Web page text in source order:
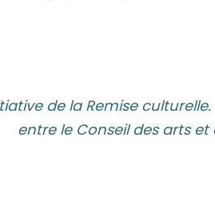
de la Remise
entre le Conseil des arts